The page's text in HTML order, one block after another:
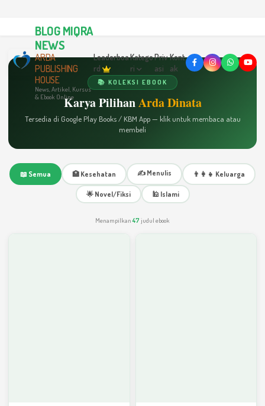
BLOG MIQRA
NEWS
ARDA
PUBLISHING
HOUSE
News, Artikel, Kursus
& Ebook Online
Leaderboa
rd
Katego
ri
Priv
asi
Kont
ak
📚 KOLEKSI EBOOK
Karya PilihanArda Dinata
Tersedia di Google Play Books / KBM App — klik untuk membaca atau
membeli
📖 Semua 🏥 Kesehatan ✍️ Menulis 👨‍👩‍👧 Keluarga
🌟 Novel/Fiksi 🕌 Islami
Menampilkan47 judul ebook